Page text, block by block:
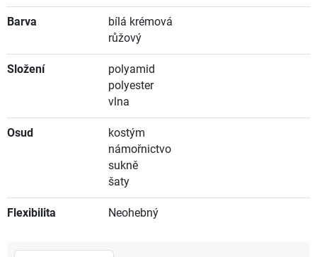
Barva
bílá krémová
růžový
Složení
polyamid
polyester
vlna
Osud
kostým
námořnictvo
sukně
šaty
Flexibilita Neohebný